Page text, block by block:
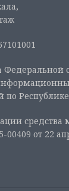
Федеральной
Республике
средства
от 22